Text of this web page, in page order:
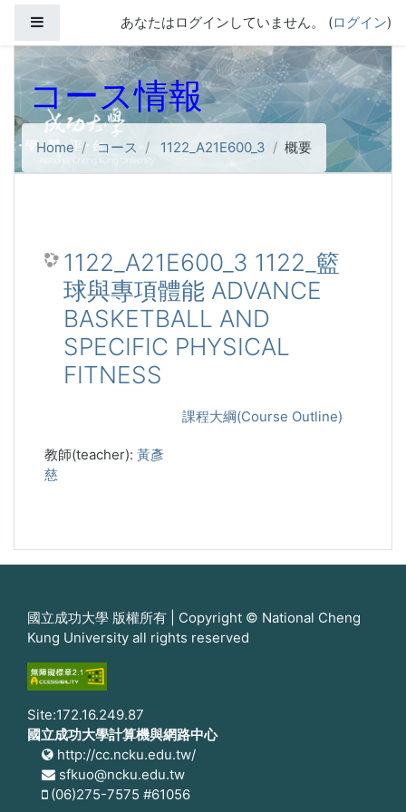
サイドパネルあなたはログインしていません。 (ログイン)
コース情報
Home コース 1122_A21E600_3 概要
1122_A21E600_3 1122_籃
球與專項體能 ADVANCE
BASKETBALL AND
SPECIFIC PHYSICAL
FITNESS
課程大綱(Course Outline)
教師(teacher): 黃彥
慈
國立成功大學 版權所有 | Copyright © National Cheng
Kung University all rights reserved
Site:172.16.249.87
國立成功大學計算機與網路中心
http://cc.ncku.edu.tw/
sfkuo@ncku.edu.tw
(06)275-7575 #61056